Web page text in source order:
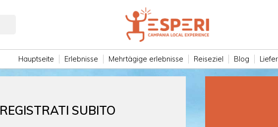
Hauptseite Erlebnisse Mehrtägige erlebnisse Reiseziel Blog
REGISTRATI SUBITO